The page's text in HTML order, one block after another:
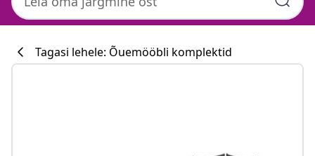
Tagasi lehele: Õuemööbli komplektid